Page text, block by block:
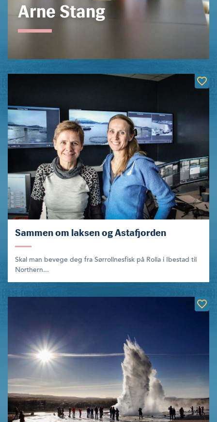
Arne Stang
Sammen om laksen og Astafjorden
Skal man bevege deg fra Sørrollnesfisk på Rolla i Ibestad til
Northern...